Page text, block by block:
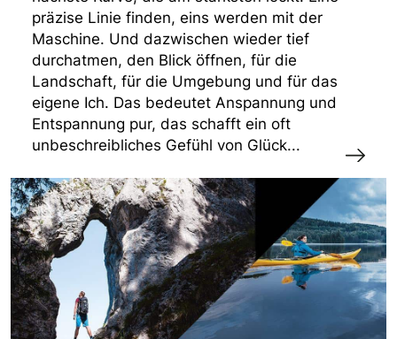
präzise Linie finden, eins werden mit der
Maschine. Und dazwischen wieder tief
durchatmen, den Blick öffnen, für die
Landschaft, für die Umgebung und für das
eigene Ich. Das bedeutet Anspannung und
Entspannung pur, das schafft ein oft
unbeschreibliches Gefühl von Glück...